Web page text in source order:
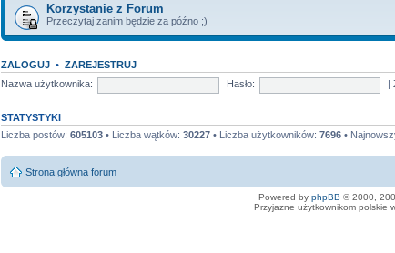
Korzystanie z Forum
Przeczytaj zanim będzie za późno ;)
ZALOGUJ • ZAREJESTRUJ
Nazwa użytkownika:
Hasło:
STATYSTYKI
Liczba postów: 605103 • Liczba wątków: 30227 • Liczba użytkowników: 7696 •
Strona główna forum
Powered by phpBB © 2000,
Przyjazne użytkownikom polskie